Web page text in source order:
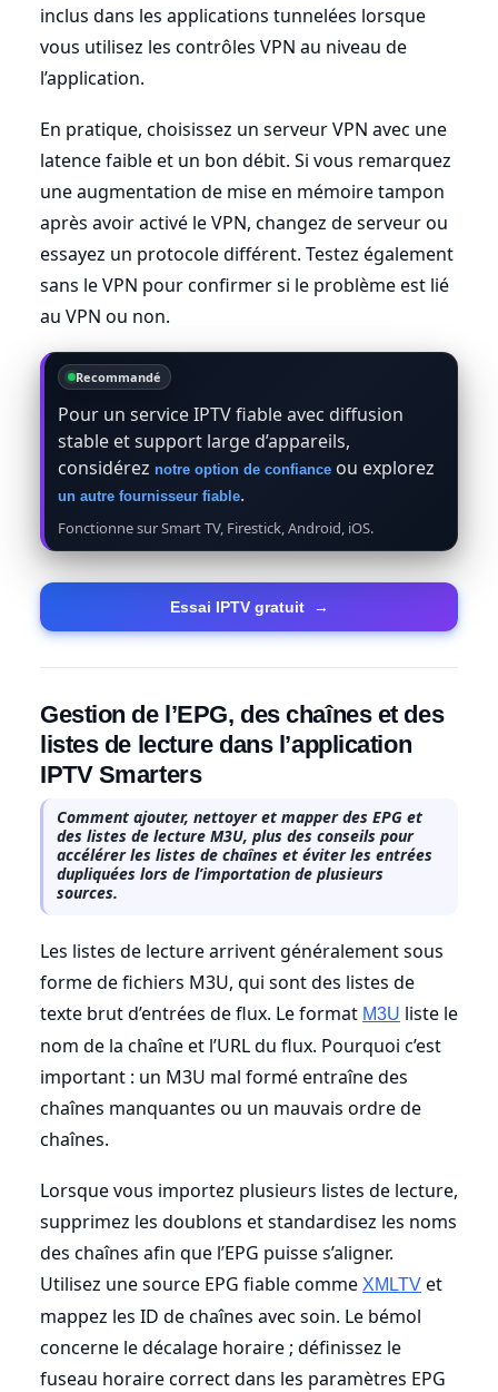
inclus dans les applications tunnelées lorsque
vous utilisez les contrôles VPN au niveau de
l’application.
En pratique, choisissez un serveur VPN avec une
latence faible et un bon débit. Si vous remarquez
une augmentation de mise en mémoire tampon
après avoir activé le VPN, changez de serveur ou
essayez un protocole différent. Testez également
sans le VPN pour confirmer si le problème est lié
au VPN ou non.
Recommandé
Pour un service IPTV fiable avec diffusion
stable et support large d’appareils,
considérez notre option de confiance ou explorez
un autre fournisseur fiable.
Fonctionne sur Smart TV, Firestick, Android, iOS.
Essai IPTV gratuit →
Gestion de l’EPG, des chaînes et des
listes de lecture dans l’application
IPTV Smarters
Comment ajouter, nettoyer et mapper des EPG et
des listes de lecture M3U, plus des conseils pour
accélérer les listes de chaînes et éviter les entrées
dupliquées lors de l’importation de plusieurs
sources.
Les listes de lecture arrivent généralement sous
forme de fichiers M3U, qui sont des listes de
texte brut d’entrées de flux. Le format M3U liste le
nom de la chaîne et l’URL du flux. Pourquoi c’est
important : un M3U mal formé entraîne des
chaînes manquantes ou un mauvais ordre de
chaînes.
Lorsque vous importez plusieurs listes de lecture,
supprimez les doublons et standardisez les noms
des chaînes afin que l’EPG puisse s’aligner.
Utilisez une source EPG fiable comme XMLTV et
mappez les ID de chaînes avec soin. Le bémol
concerne le décalage horaire ; définissez le
fuseau horaire correct dans les paramètres EPG